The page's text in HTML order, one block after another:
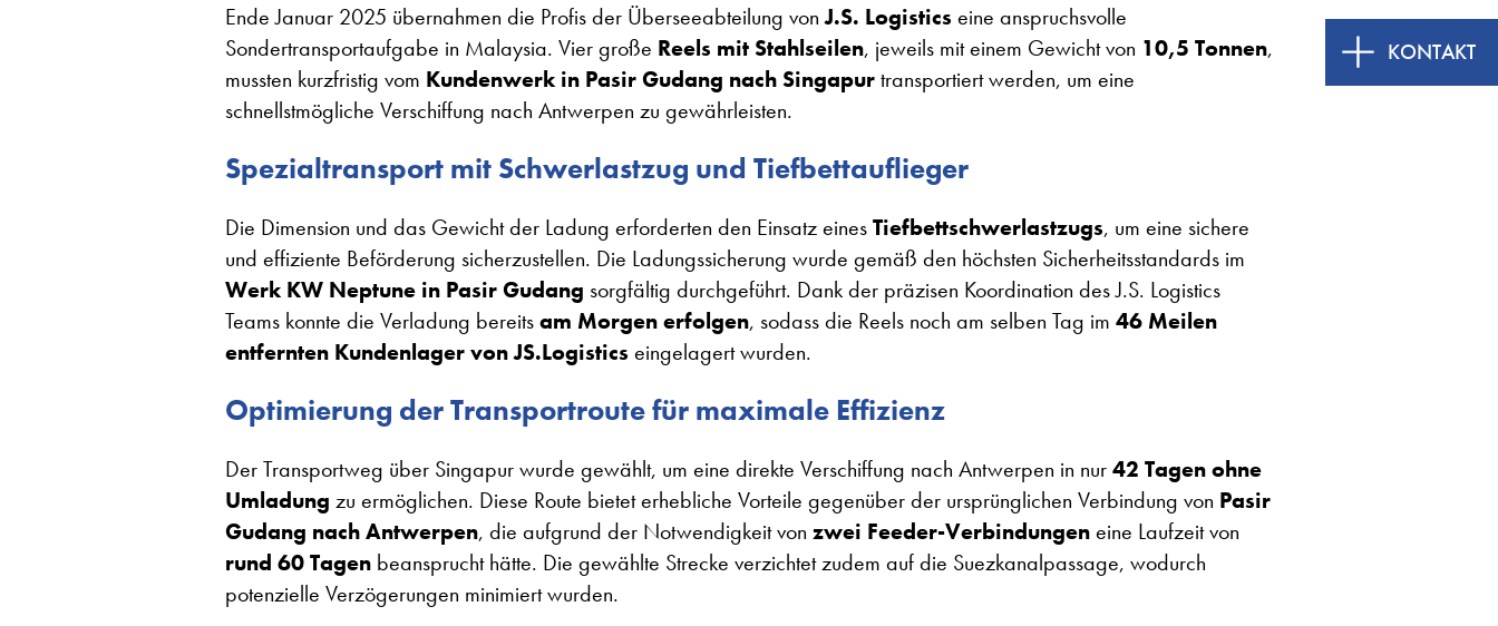
Ende Januar 2025 übernahmen die Profis der Überseeabteilung vonJ.S. Logistics eine anspruchsvolle
Sondertransportaufgabe in Malaysia. Vier große Reels mit Stahlseilen, jeweils mit einem Gewicht von 10,5 Tonnen,
mussten kurzfristig vom Kundenwerk in Pasir Gudang nach Singapurtransportiert werden, um eine
schnellstmögliche Verschiffung nach Antwerpen zu gewährleisten.
Spezialtransport mit Schwerlastzug und Tiefbettauflieger
Die Dimension und das Gewicht der Ladung erforderten den Einsatz einesTiefbettschwerlastzugs, um eine sichere
und effiziente Beförderung sicherzustellen. Die Ladungssicherung wurde gemäß den höchsten Sicherheitsstandards im
Werk KW Neptune in Pasir Gudang sorgfältig durchgeführt. Dank der präzisen Koordination des J.S. Logistics
Teams konnte die Verladung bereitsam Morgen erfolgen, sodass die Reels noch am selben Tag im 46 Meilen
entfernten Kundenlager von JS.Logistics eingelagert wurden.
Optimierung der Transportroute für maximale Effizienz
Der Transportweg über Singapur wurde gewählt, um eine direkte Verschiffung nach Antwerpen in nur42 Tagen ohne
Umladung zu ermöglichen. Diese Route bietet erhebliche Vorteile gegenüber der ursprünglichen Verbindung von Pasir
Gudang nach Antwerpen, die aufgrund der Notwendigkeit von zwei Feeder-Verbindungeneine Laufzeit von
rund 60 Tagen beansprucht hätte. Die gewählte Strecke verzichtet zudem auf die Suezkanalpassage, wodurch
potenzielle Verzögerungen minimiert wurden.
KONTAKT